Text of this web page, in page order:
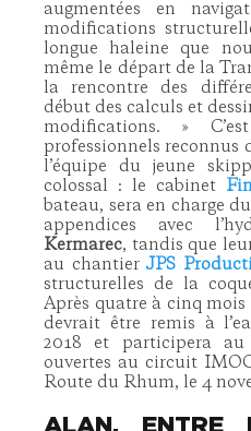
augmentées en
modifications
longue haleine que
même le départ de la
la rencontre des
début des calculs et
modifications. »
professionnels reconnus
l’équipe du jeune
colossal : le cabinet
bateau, sera en charge
appendices avec
Kermarec, tandis que
au chantierJPS
structurelles de la
Après quatre à cinq mois
devrait être remis à
2018 et participera au
ouvertes au circuit
Route du Rhum, le 4
ALAN, ENTRE